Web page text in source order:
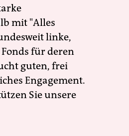
mit "Alles
linke,
für deren
guten, frei
Engagement.
Sie unsere